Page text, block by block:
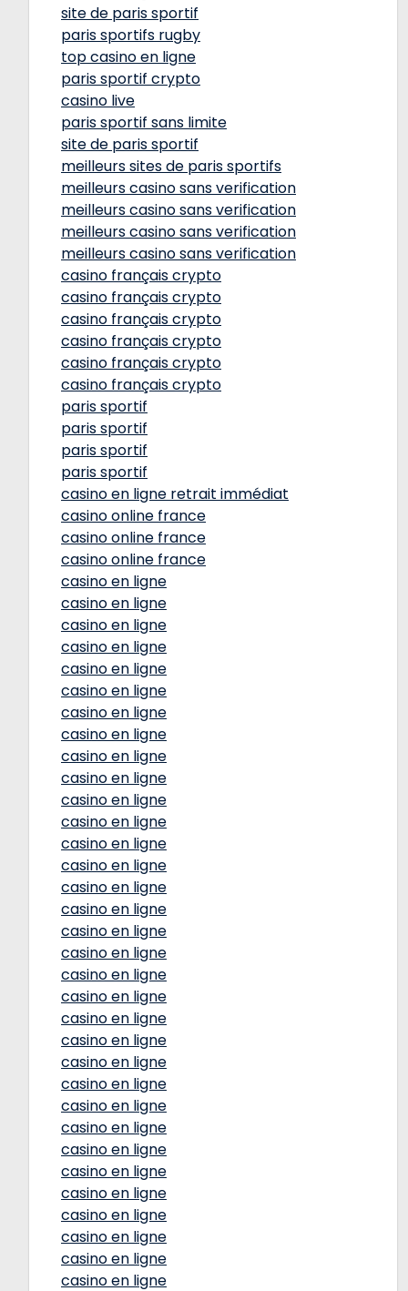
site de paris sportif
paris sportifs rugby
top casino en ligne
paris sportif crypto
casino live
paris sportif sans limite
site de paris sportif
meilleurs sites de paris sportifs
meilleurs casino sans verification
meilleurs casino sans verification
meilleurs casino sans verification
meilleurs casino sans verification
casino français crypto
casino français crypto
casino français crypto
casino français crypto
casino français crypto
casino français crypto
paris sportif
paris sportif
paris sportif
paris sportif
casino en ligne retrait immédiat
casino online france
casino online france
casino online france
casino en ligne
casino en ligne
casino en ligne
casino en ligne
casino en ligne
casino en ligne
casino en ligne
casino en ligne
casino en ligne
casino en ligne
casino en ligne
casino en ligne
casino en ligne
casino en ligne
casino en ligne
casino en ligne
casino en ligne
casino en ligne
casino en ligne
casino en ligne
casino en ligne
casino en ligne
casino en ligne
casino en ligne
casino en ligne
casino en ligne
casino en ligne
casino en ligne
casino en ligne
casino en ligne
casino en ligne
casino en ligne
casino en ligne